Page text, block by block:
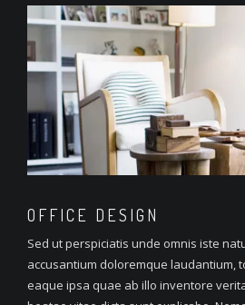
OFFICE DESIGN
Sed ut perspiciatis unde omnis iste
accusantium doloremque laudantium,
eaque ipsa quae ab illo inventore